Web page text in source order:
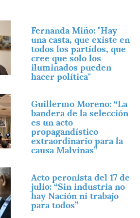
Fernanda Miño: "Hay
una casta, que existe en
todos los partidos, que
cree que solo los
iluminados pueden
hacer política"
Guillermo Moreno: “La
bandera de la selección
es un acto
propagandístico
extraordinario para la
causa Malvinas”
Acto peronista del 17 de
julio: “Sin industria no
hay Nación ni trabajo
para todos”